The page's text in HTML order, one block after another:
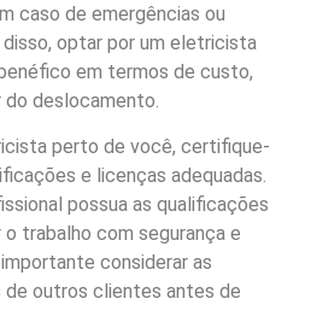
caso de emergências ou
optar por um eletricista
em termos de custo,
deslocamento.
perto de você, certifique-
e licenças adequadas.
possua as qualificações
trabalho com segurança e
considerar as
de outros clientes antes de